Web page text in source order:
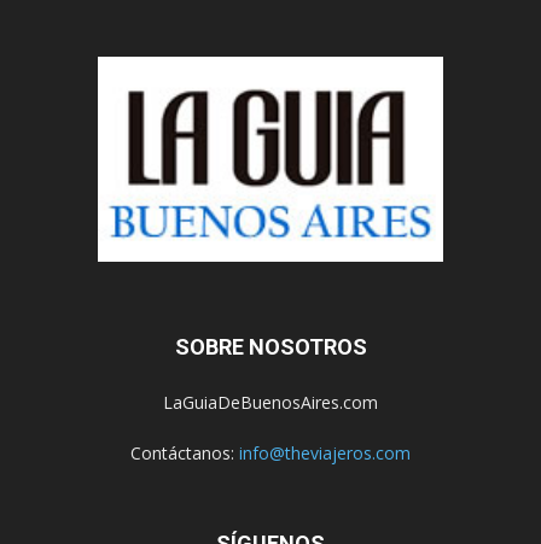
SOBRE NOSOTROS
LaGuiaDeBuenosAires.com
Contáctanos: info@theviajeros.com